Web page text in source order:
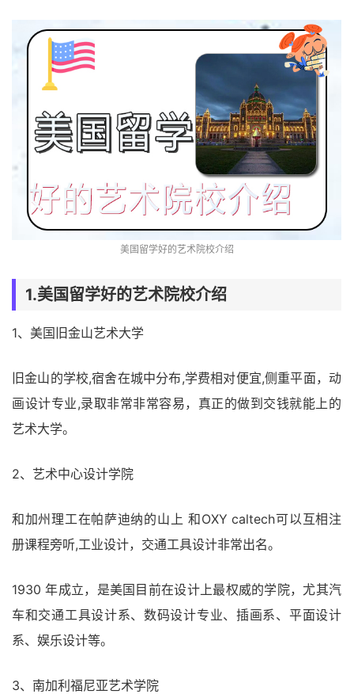
美国留学好的艺术院校介绍
1.美国留学好的艺术院校介绍
1、美国旧金山艺术大学
旧金山的学校,宿舍在城中分布,学费相对便宜,侧重平面，动
画设计专业,录取非常非常容易，真正的做到交钱就能上的
艺术大学。
2、艺术中心设计学院
和加州理工在帕萨迪纳的山上 和OXY caltech可以互相注
册课程旁听,工业设计，交通工具设计非常出名。
1930 年成立，是美国目前在设计上最权威的学院，尤其汽
车和交通工具设计系、数码设计专业、插画系、平面设计
系、娱乐设计等。
3、南加利福尼亚艺术学院